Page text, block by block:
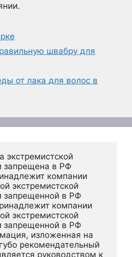
швабру для
от лака для волос в
экстремистской
запрещена в РФ
компании
экстремистской
запрещенной в РФ
компании
экстремистской
запрещенной в РФ
изложенная на
рекомендательный
руководством к